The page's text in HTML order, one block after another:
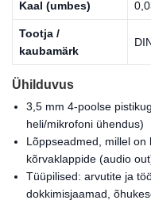
Kaal (umbes)
Tootja /
kaubamärk
Ühilduvus
3,5 mm 4-poolse
heli/mikrofoni ühendus)
Lõppseadmed, millel on
kõrvaklappide (audio
Tüüpilised: arvutite ja
dokkimisjaamad,